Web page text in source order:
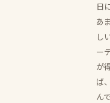
日
あ
し
ー
が
ば
ん